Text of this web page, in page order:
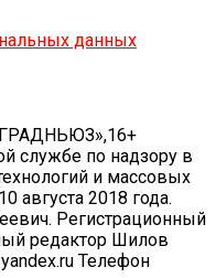
данных
службе по надзору в
и массовых
августа 2018 года.
Регистрационный
редактор Шилов
Телефон